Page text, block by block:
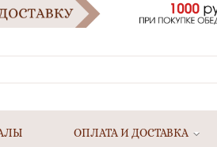
ОПЛАТА И ДОСТАВКА